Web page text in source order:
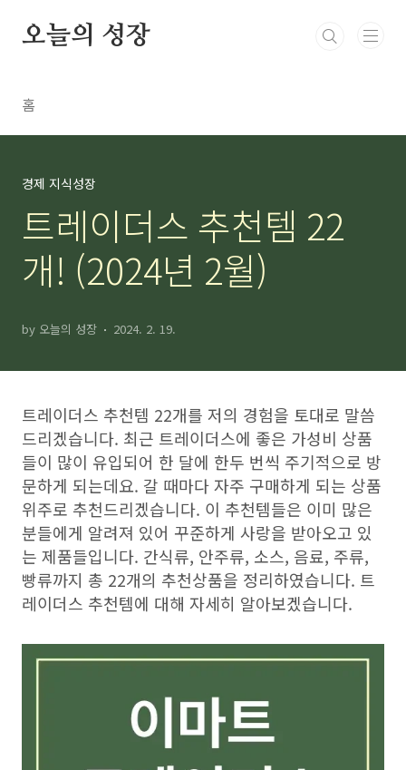
오늘의 성장
홈
경제 지식성장
트레이더스 추천템 22
개! (2024년 2월)
by 오늘의 성장 2024. 2. 19.
트레이더스 추천템 22개를 저의 경험을 토대로 말씀
드리겠습니다. 최근 트레이더스에 좋은 가성비 상품
들이 많이 유입되어 한 달에 한두 번씩 주기적으로 방
문하게 되는데요. 갈 때마다 자주 구매하게 되는 상품
위주로 추천드리겠습니다. 이 추천템들은 이미 많은
분들에게 알려져 있어 꾸준하게 사랑을 받아오고 있
는 제품들입니다. 간식류, 안주류, 소스, 음료, 주류,
빵류까지 총 22개의 추천상품을 정리하였습니다. 트
레이더스 추천템에 대해 자세히 알아보겠습니다.